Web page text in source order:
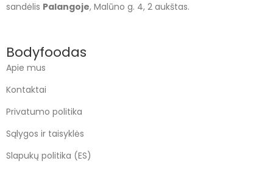
sandėlis Palangoje, Malūno g. 4, 2 aukštas.
Bodyfoodas
Apie mus
Kontaktai
Privatumo politika
Sąlygos ir taisyklės
Slapukų politika (ES)